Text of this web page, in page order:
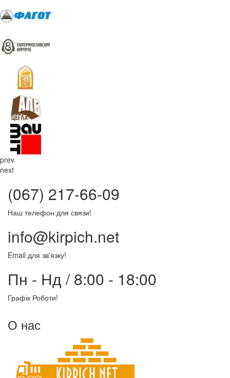
prev
next
(067) 217-66-09
Наш телефон для связи!
info@kirpich.net
Email для зв'язку!
Пн - Нд / 8:00 - 18:00
Графік Роботи!
О нас